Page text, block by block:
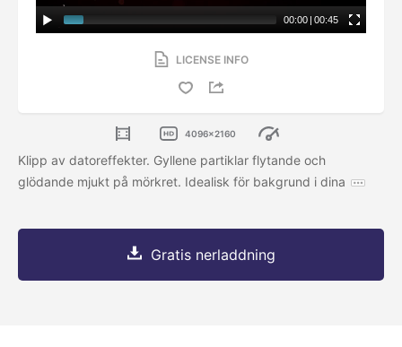
00:00 | 00:45
LICENSE INFO
4096x2160
Klipp av datoreffekter. Gyllene partiklar flytande och
glödande mjukt på mörkret. Idealisk för bakgrund i dina
Gratis nerladdning